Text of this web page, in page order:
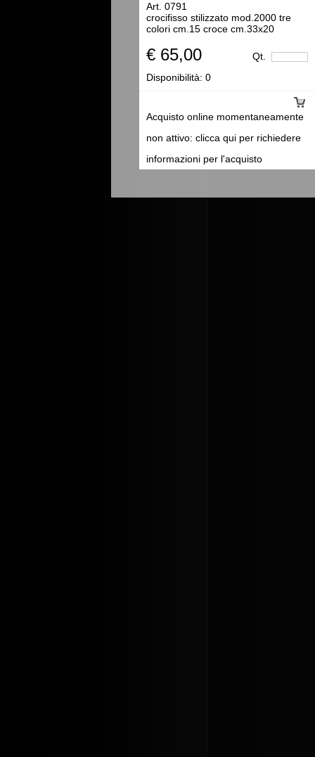
Art. 0791
crocifisso stilizzato mod.2000 tre
colori cm.15 croce cm.33x20
€ 65,00 Qt.
Acquisto online momentaneamente
non attivo: clicca qui per richiedere
informazioni per l'acquisto
Disponibilità: 0